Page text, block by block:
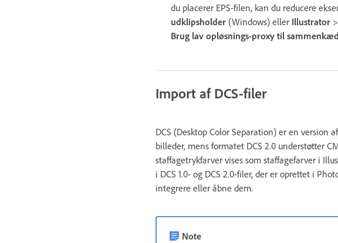
du placerer EPS-filen, kan du reducere
udklipsholder (Windows) eller Illustrator >
Brug lav opløsnings-proxy til
Import af DCS-filer
DCS (Desktop Color Separation) er en version
billeder, mens formatet DCS 2.0 understøtter
staffagetrykfarver vises som staffagefarver i
i DCS 1.0- og DCS 2.0-filer, der er oprettet i
integrere eller åbne dem.
Note